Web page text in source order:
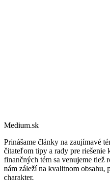
Medium.sk
Prinášame články na zaujímavé
čitateľom tipy a rady pre riešenie
finančných tém sa venujeme tiež
nám záleží na kvalitnom obsahu,
charakter.